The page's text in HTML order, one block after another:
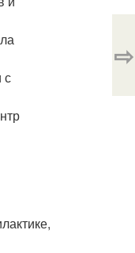
с
⇨